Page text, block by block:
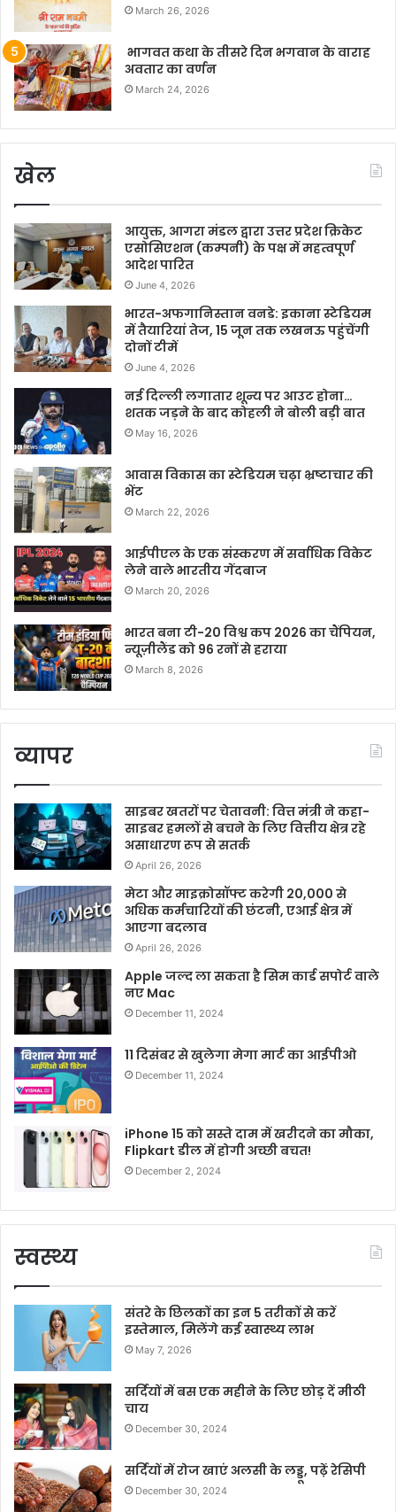
March 26, 2026
भागवत कथा के तीसरे दिन भगवान के वाराह
अवतार का वर्णन
March 24, 2026
खेल
आयुक्त, आगरा मंडल द्वारा उत्तर प्रदेश क्रिकेट
एसोसिएशन (कम्पनी) के पक्ष में महत्वपूर्ण
आदेश पारित
June 4, 2026
भारत-अफगानिस्तान वनडे: इकाना स्टेडियम
में तैयारियां तेज, 15 जून तक लखनऊ पहुंचेंगी
दोनों टीमें
June 4, 2026
नई दिल्ली लगातार शून्य पर आउट होना…
शतक जड़ने के बाद कोहली ने बोली बड़ी बात
May 16, 2026
आवास विकास का स्टेडियम चढ़ा भ्रष्टाचार की
भेंट
March 22, 2026
आईपीएल के एक संस्करण में सर्वाधिक विकेट
लेने वाले भारतीय गेंदबाज
March 20, 2026
भारत बना टी-20 विश्व कप 2026 का चैंपियन,
न्यूज़ीलैंड को 96 रनों से हराया
March 8, 2026
व्यापर
साइबर खतरों पर चेतावनी: वित्त मंत्री ने कहा-
साइबर हमलों से बचने के लिए वित्तीय क्षेत्र रहे
असाधारण रूप से सतर्क
April 26, 2026
मेटा और माइक्रोसॉफ्ट करेगी 20,000 से
अधिक कर्मचारियों की छंटनी, एआई क्षेत्र में
आएगा बदलाव
April 26, 2026
Apple जल्द ला सकता है सिम कार्ड सपोर्ट वाले
नए Mac
December 11, 2024
11 दिसंबर से खुलेगा मेगा मार्ट का आईपीओ
December 11, 2024
iPhone 15 को सस्ते दाम में खरीदने का मौका,
Flipkart डील में होगी अच्छी बचत!
December 2, 2024
स्वस्थ्य
संतरे के छिलकों का इन 5 तरीकों से करें
इस्तेमाल, मिलेंगे कई स्वास्थ्य लाभ
May 7, 2026
सर्दियों में बस एक महीने के लिए छोड़ दें मीठी
चाय
December 30, 2024
सर्दियों में रोज खाएं अलसी के लड्डू, पढ़ें रेसिपी
December 30, 2024